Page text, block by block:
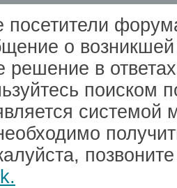
посетители
о
решение в
поиском
системой